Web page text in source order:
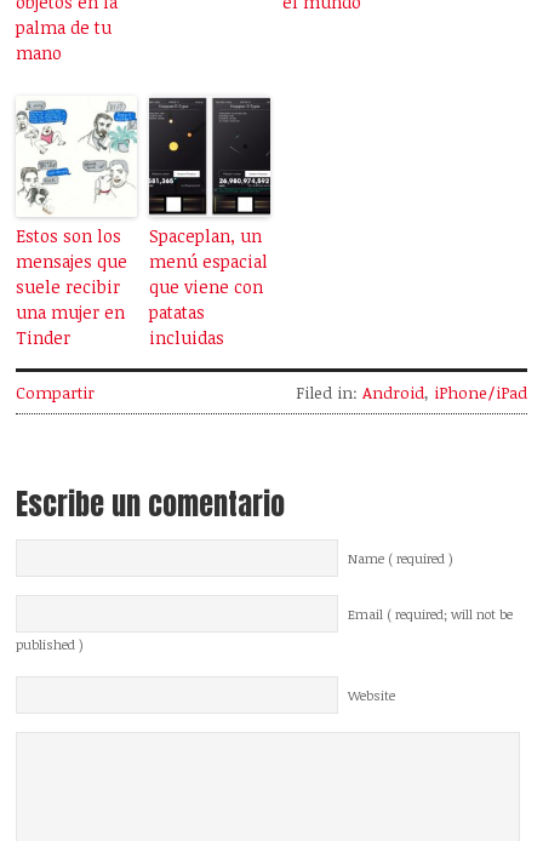
palma de tu
mano
Estos son los
mensajes que
suele recibir
una mujer en
Tinder
Spaceplan, un
menú espacial
que viene con
patatas
incluidas
Compartir Filed in: Android, iPhone/iPad
Escribe un comentario
Name ( required )
Email ( required; will not be
published )
Website